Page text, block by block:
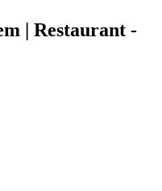
| Restaurant -